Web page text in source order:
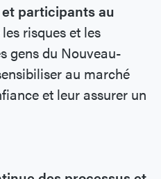
participants au
risques et les
gens du Nouveau-
au marché
et leur assurer un